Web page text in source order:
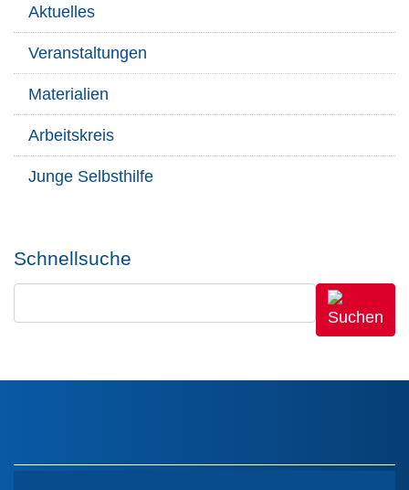
Aktuelles
Veranstaltungen
Materialien
Arbeitskreis
Junge Selbsthilfe
Schnellsuche